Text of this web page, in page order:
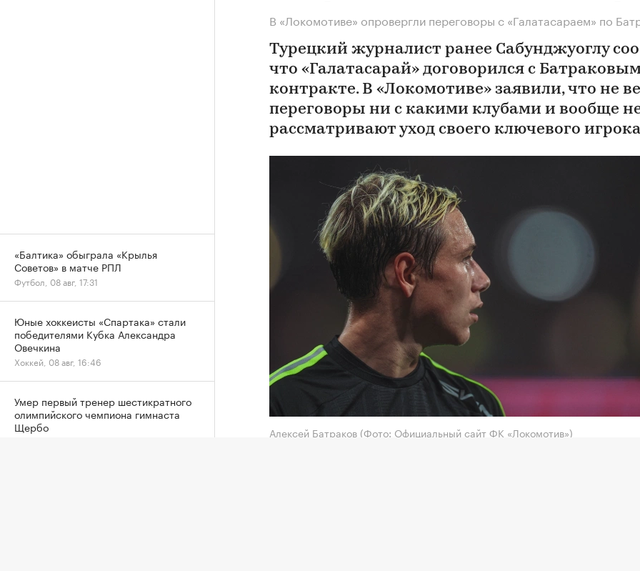
В «Локомотиве» опровергли переговоры с «Галатасараем» по
Турецкий журналист ранее Сабунджуоглу
что «Галатасарай» договорился с
контракте. В «Локомотиве» заявили, что не
переговоры ни с какими клубами и вообще
рассматривают уход своего ключевого
Алексей Батраков (Фото: Официальный сайт ФК «Локомотив»)
«Балтика» обыграла «Крылья
Советов» в матче РПЛ
Футбол, 08 авг, 17:31
Юные хоккеисты «Спартака» стали
победителями Кубка Александра
Овечкина
Хоккей, 08 авг, 16:46
Умер первый тренер шестикратного
олимпийского чемпиона гимнаста
Щербо